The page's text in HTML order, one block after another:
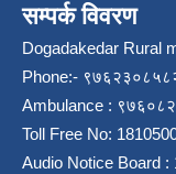
सम्पर्क विवरण
Dogadakedar Rural
Phone:-
Ambulance :
Toll Free No:
Audio Notice Board :